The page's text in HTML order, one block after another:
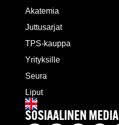
Akatemia
Juttusarjat
TPS-kauppa
Yrityksille
Seura
Liput
SOSIAALINEN MEDIA